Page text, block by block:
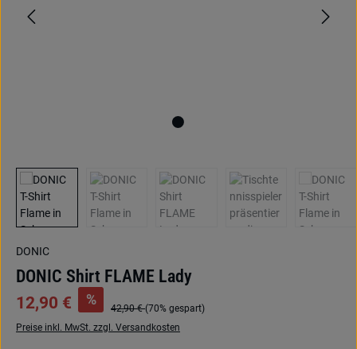
DONIC
DONIC Shirt FLAME Lady
12,90 € %
42,90 €(70% gespart)
Preise inkl. MwSt. zzgl. Versandkosten